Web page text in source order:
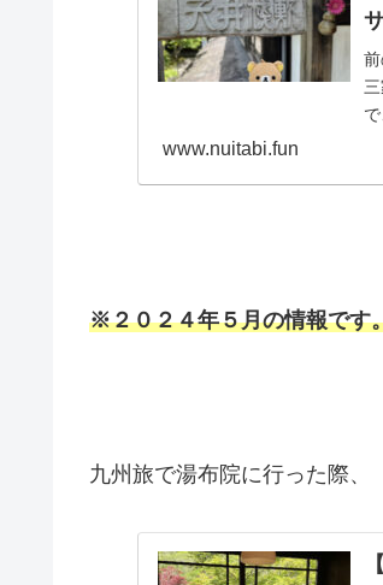
で
www.nuitabi.fun
※２０２４年５月の情報です
九州旅で湯布院に行った際、